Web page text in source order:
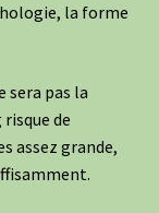
la forme
sera pas la
de
assez grande,